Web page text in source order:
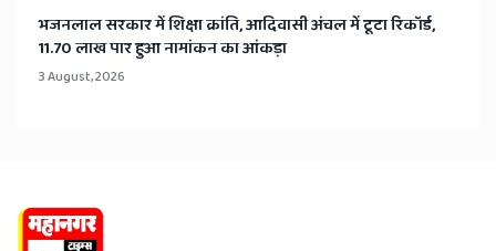
भजनलाल सरकार में शिक्षा क्रांति, आदिवासी अंचल में टूटा रिकॉर्ड,
11.70 लाख पार हुआ नामांकन का आंकड़ा
3 August, 2026